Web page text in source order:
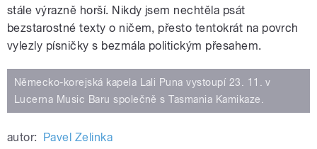
stále výrazně horší. Nikdy jsem nechtěla psát
bezstarostné texty o ničem, přesto tentokrát na povrch
vylezly písničky s bezmála politickým přesahem.
Německo-korejská kapela Lali Puna vystoupí 23. 11. v
Lucerna Music Baru společně s Tasmania Kamikaze.
autor: Pavel Zelinka